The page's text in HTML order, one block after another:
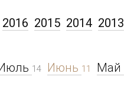
14 Июнь 11 Май
2016 2015 2014 2013